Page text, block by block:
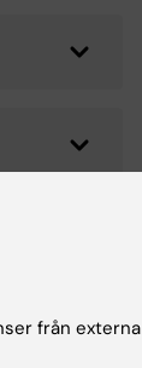
från externa